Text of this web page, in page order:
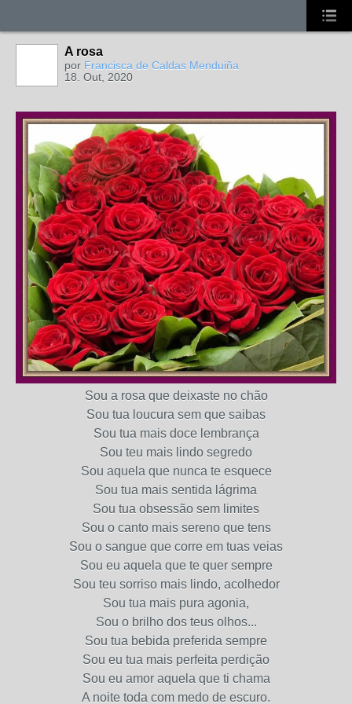
A rosa
por Francisca de Caldas Menduiña
18. Out, 2020
Sou a rosa que deixaste no chão
Sou tua loucura sem que saibas
Sou tua mais doce lembrança
Sou teu mais lindo segredo
Sou aquela que nunca te esquece
Sou tua mais sentida lágrima
Sou tua obsessão sem limites
Sou o canto mais sereno que tens
Sou o sangue que corre em tuas veias
Sou eu aquela que te quer sempre
Sou teu sorriso mais lindo, acolhedor
Sou tua mais pura agonia,
Sou o brilho dos teus olhos...
Sou tua bebida preferida sempre
Sou eu tua mais perfeita perdição
Sou eu amor aquela que ti chama
A noite toda com medo de escuro.